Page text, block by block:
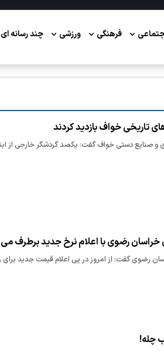
فرهنگی ورزشی چند رسانه ای
و صنایع دستی خواف گفت: یکصد گردشگر خارجی از
رضوی با اعلام نرخ جدید برطرف
رضوی گفت: از امروز در پی اعلام قیمت جدید برای
چله!